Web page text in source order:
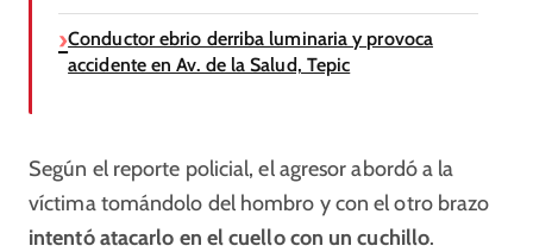
Conductor ebrio derriba luminaria y provoca
accidente en Av. de la Salud, Tepic
Según el reporte policial, el agresor abordó a la
víctima tomándolo del hombro y con el otro brazo
intentó atacarlo en el cuello con un cuchillo.